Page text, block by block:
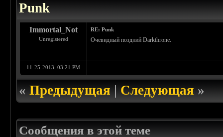
Punk
Immortal_Not
Unregistered
RE: Punk
Очевидный поздний Darkthrone.
11-25-2013, 03:21 PM
«Предыдущая|Следующая»
Сообщения в этой теме